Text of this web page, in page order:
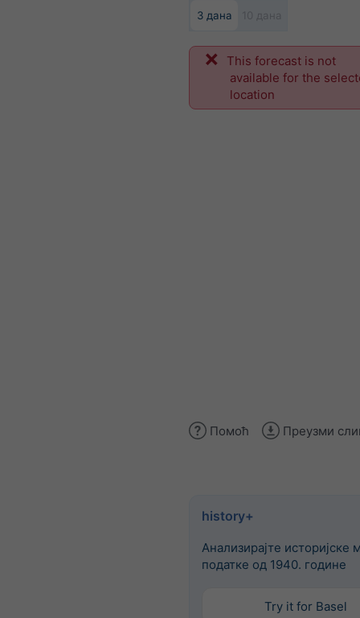
3 дана
This forecast is not
available for the
location
Помоћ Преузми
history+
Анализирајте историјске
податке од 1940. године
Try it for Basel